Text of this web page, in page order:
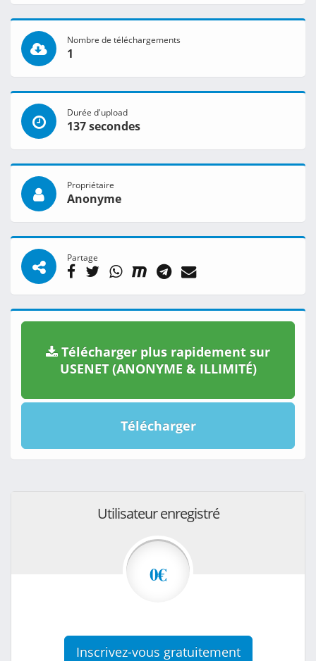
Nombre de téléchargements
1
Durée d'upload
137 secondes
Propriétaire
Anonyme
Partage
Télécharger plus rapidement sur
USENET (ANONYME & ILLIMITÉ)
Télécharger
Utilisateur enregistré
0€
Inscrivez-vous gratuitement